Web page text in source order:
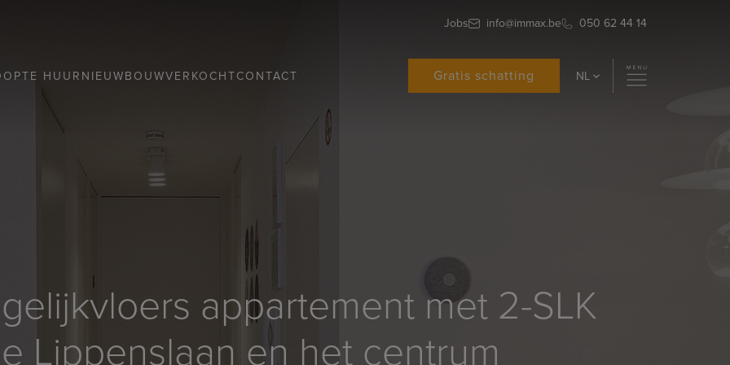
Jobs info@immax.be 050 62 44 14
TE HUURNIEUWBOUWVERKOCHTCONTACT Gratis schatting NL
appartement met 2-SLK
Lippenslaan en het centrum